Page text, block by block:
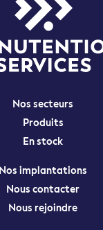
Nos secteurs
Produits
En stock
Nos implantations
Nous contacter
Nous rejoindre